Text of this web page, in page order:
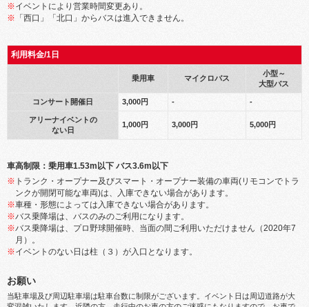
※イベントにより営業時間変更あり。
※ 「西口」「北口」からバスは進入できません。
利用料金/1日
乗用車 マイクロバス
小型～
大型バス
コンサート開催日 3,000円 - -
アリーナイベントの
ない日
1,000円 3,000円 5,000円
車高制限：乗用車1.53m以下 バス3.6m以下
※ トランク・オープナー及びスマート・オープナー装備の車両(リモコンでトラ
ンクが開閉可能な車両)は、入庫できない場合があります。
※車種・形態によっては入庫できない場合があります。
※バス乗降場は、バスのみのご利用になります。
※バス乗降場は、プロ野球開催時、当面の間ご利用いただけません（2020年7
月）。
※イベントのない日は柱（３）が入口となります。
お願い
当駐車場及び周辺駐車場は駐車台数に制限がございます。イベント日は周辺道路が大